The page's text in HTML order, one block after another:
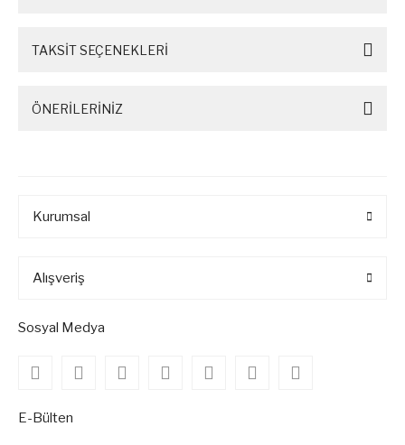
TAKSİT SEÇENEKLERİ
ÖNERİLERİNİZ
Kurumsal
Alışveriş
Sosyal Medya
E-Bülten